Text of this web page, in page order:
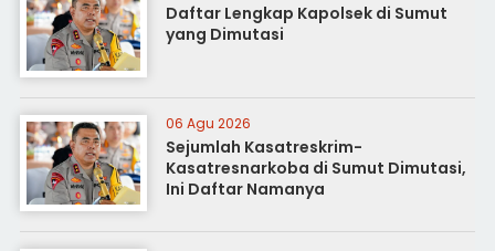
Daftar Lengkap Kapolsek di Sumut
yang Dimutasi
06 Agu 2026
Sejumlah Kasatreskrim-
Kasatresnarkoba di Sumut Dimutasi,
Ini Daftar Namanya